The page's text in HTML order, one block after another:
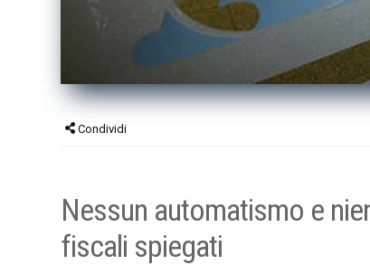
Condividi
Nessun automatismo e
fiscali spiegati